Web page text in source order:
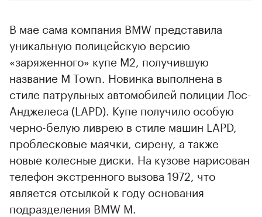
В мае сама компания BMW представила
уникальную полицейскую версию
«заряженного» купе M2, получившую
название M Town. Новинка выполнена в
стиле патрульных автомобилей полиции Лос-
Анджелеса (LAPD). Купе получило особую
черно-белую ливрею в стиле машин LAPD,
проблесковые маячки, сирену, а также
новые колесные диски. На кузове нарисован
телефон экстренного вызова 1972, что
является отсылкой к году основания
подразделения BMW M.